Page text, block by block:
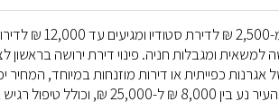
מחירי פינוי דירה
בחפצים אישיים ומסמכים.